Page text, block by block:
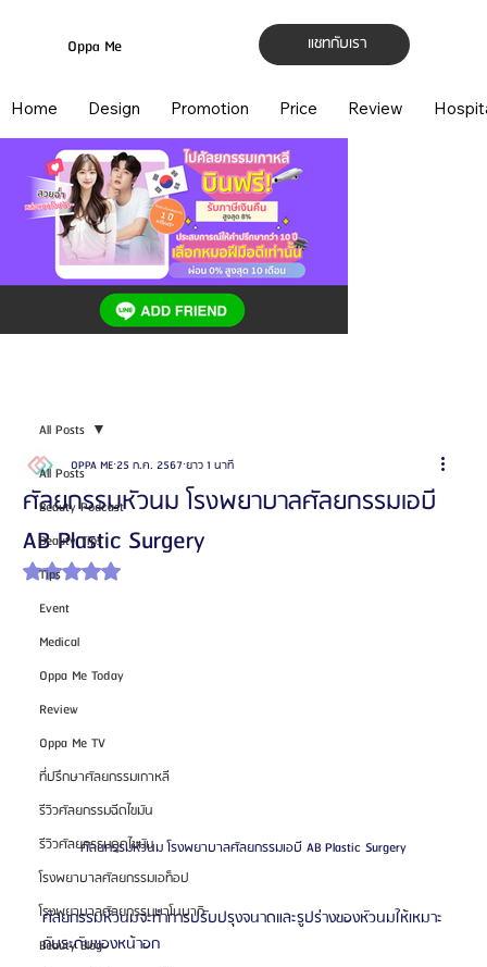
แชทกับเรา
Oppa Me
Home Design Promotion Price Review
All Posts
Beauty Podcast
Beauty Tips
Tips
Event
Medical
Oppa Me Today
Review
Oppa Me TV
ที่ปรึกษาศัลยกรรมเกาหลี
รีวิวศัลยกรรมฉีดไขมัน
รีวิวศัลยกรรมดูดไขมัน
โรงพยาบาลศัลยกรรมเอท็อป
โรงพยาบาลศัลยกรรมบาโนบากิ
Beauty Blog
All Posts
ศัลยกรรมหัวนม โรงพยาบาลศัลยกรรมเอบี
AB Plastic Surgery
OPPA ME25 ก.ค. 2567 ยาว 1 นาที
ได้รับ NaN เต็ม 5 ดาว
ศัลยกรรมหัวนม โรงพยาบาลศัลยกรรมเอบี AB Plastic Surgery
ศัลยกรรมหัวนมจะทำการปรับปรุงจนาดและรูปร่างของหัวนมให้เหมาะ
กับระดับของหน้าอก